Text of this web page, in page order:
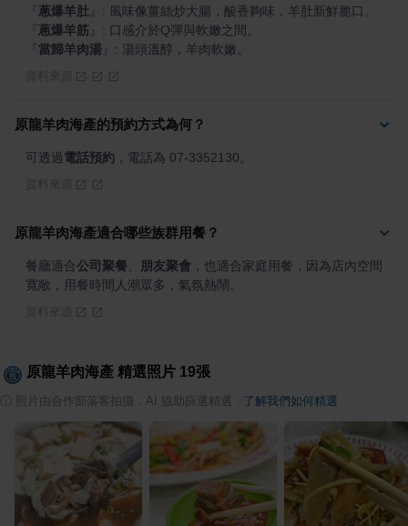
蔥爆羊肚
蔥爆羊筋
當歸羊肉湯 : 湯頭溫醇，羊肉軟嫩。
原龍羊肉海產的預約方式為何？
可透過電話預約 ，電話為 07-3352130。
原龍羊肉海產適合哪些族群用餐？
餐廳適合公司聚餐 朋友聚會 ，也適合家庭用餐，因為店內空間
寬敞，用餐時間人潮眾多，氣氛熱鬧。
原龍羊肉海產 精選照片 19張
照片由合作部落客拍攝，AI 協助篩選精選 了解我們如何精選